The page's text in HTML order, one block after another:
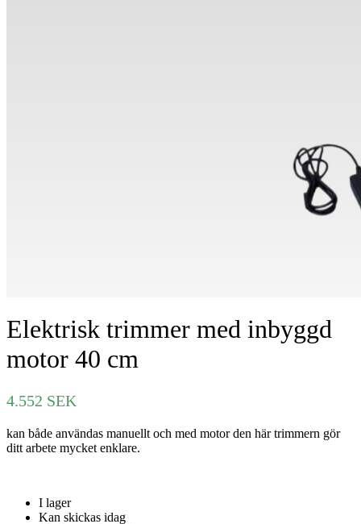
Elektrisk trimmer med inbyggd
motor 40 cm
4.552 SEK
kan både användas manuellt och med motor den här trimmern gör
ditt arbete mycket enklare.
I lager
Kan skickas idag